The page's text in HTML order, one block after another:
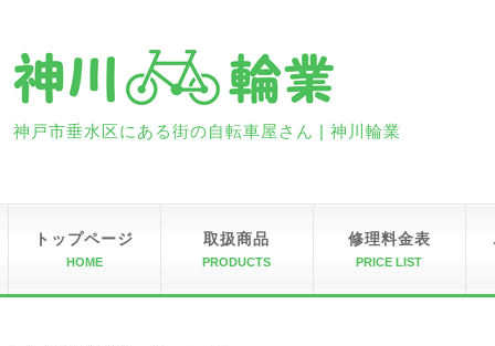
神戸市垂水区にある街の自転車屋さん | 神川輪業
トップページ
HOME
取扱商品
PRODUCTS
修理料金表
PRICE LIST